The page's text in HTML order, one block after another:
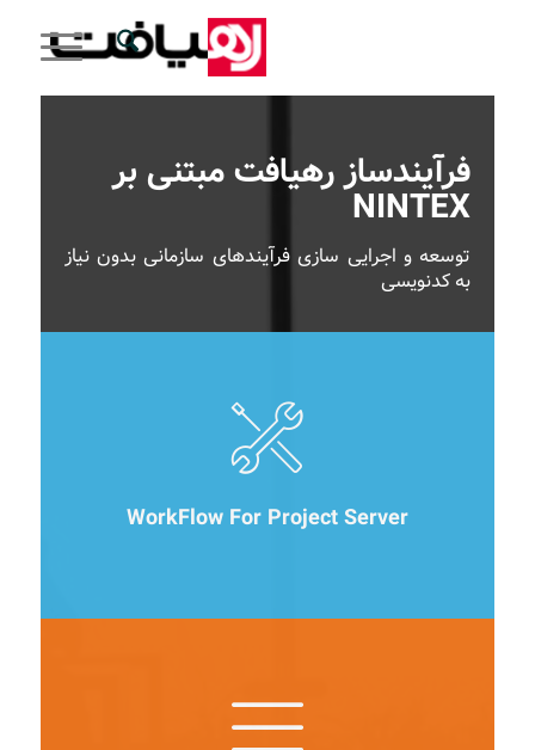
فرآیندساز رهیافت مبتنی بر
NINTEX
توسعه و اجرایی سازی فرآیندهای سازمانی بدون نیاز
به کدنویسی
WorkFlow For Project Server